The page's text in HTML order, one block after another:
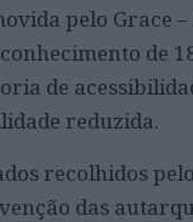
pelo Grace
de
de
reduzida.
recolhidos
das